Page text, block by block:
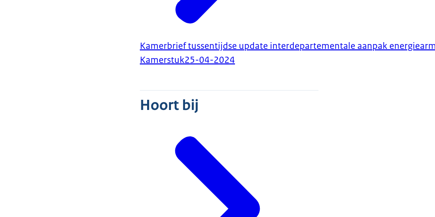
Kamerbrief tussentijdse update interdepartementale aanpak
Kamerstuk25-04-2024
Hoort bij